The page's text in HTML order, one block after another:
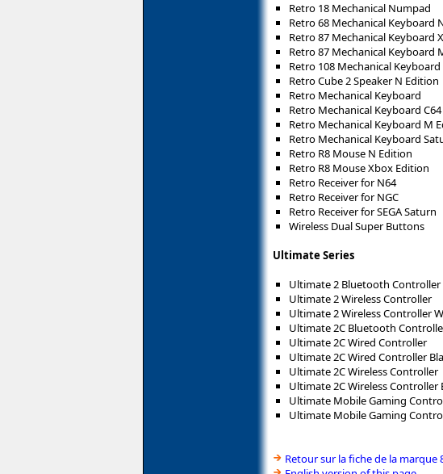
Retro 18 Mechanical Numpad
Retro 68 Mechanical Keyboard
Retro 87 Mechanical Keyboard
Retro 87 Mechanical Keyboard
Retro 108 Mechanical Keyboard
Retro Cube 2 Speaker N Edition
Retro Mechanical Keyboard
Retro Mechanical Keyboard
Retro Mechanical Keyboard M
Retro Mechanical Keyboard
Retro R8 Mouse N Edition
Retro R8 Mouse Xbox Edition
Retro Receiver for N64
Retro Receiver for NGC
Retro Receiver for SEGA Saturn
Wireless Dual Super Buttons
Ultimate Series
Ultimate 2 Bluetooth Controller
Ultimate 2 Wireless Controller
Ultimate 2 Wireless Controller
Ultimate 2C Bluetooth
Ultimate 2C Wired Controller
Ultimate 2C Wired Controller
Ultimate 2C Wireless Controller
Ultimate 2C Wireless
Ultimate Mobile Gaming
Ultimate Mobile Gaming
Retour sur la fiche de la marque